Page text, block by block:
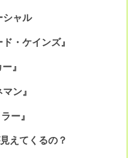
シャル
・ケインズ』
』
ン』
ー』
えてくるの？